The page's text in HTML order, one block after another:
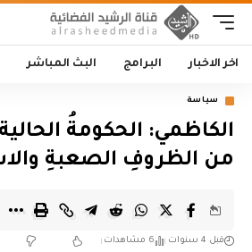
اخر الاخبار البرامج البث المباشر
سياسة
الكاظمي: الحكومةُ
من الظروفِ الصعبةِ
قبل 4 سنوات 6 مشاهدات